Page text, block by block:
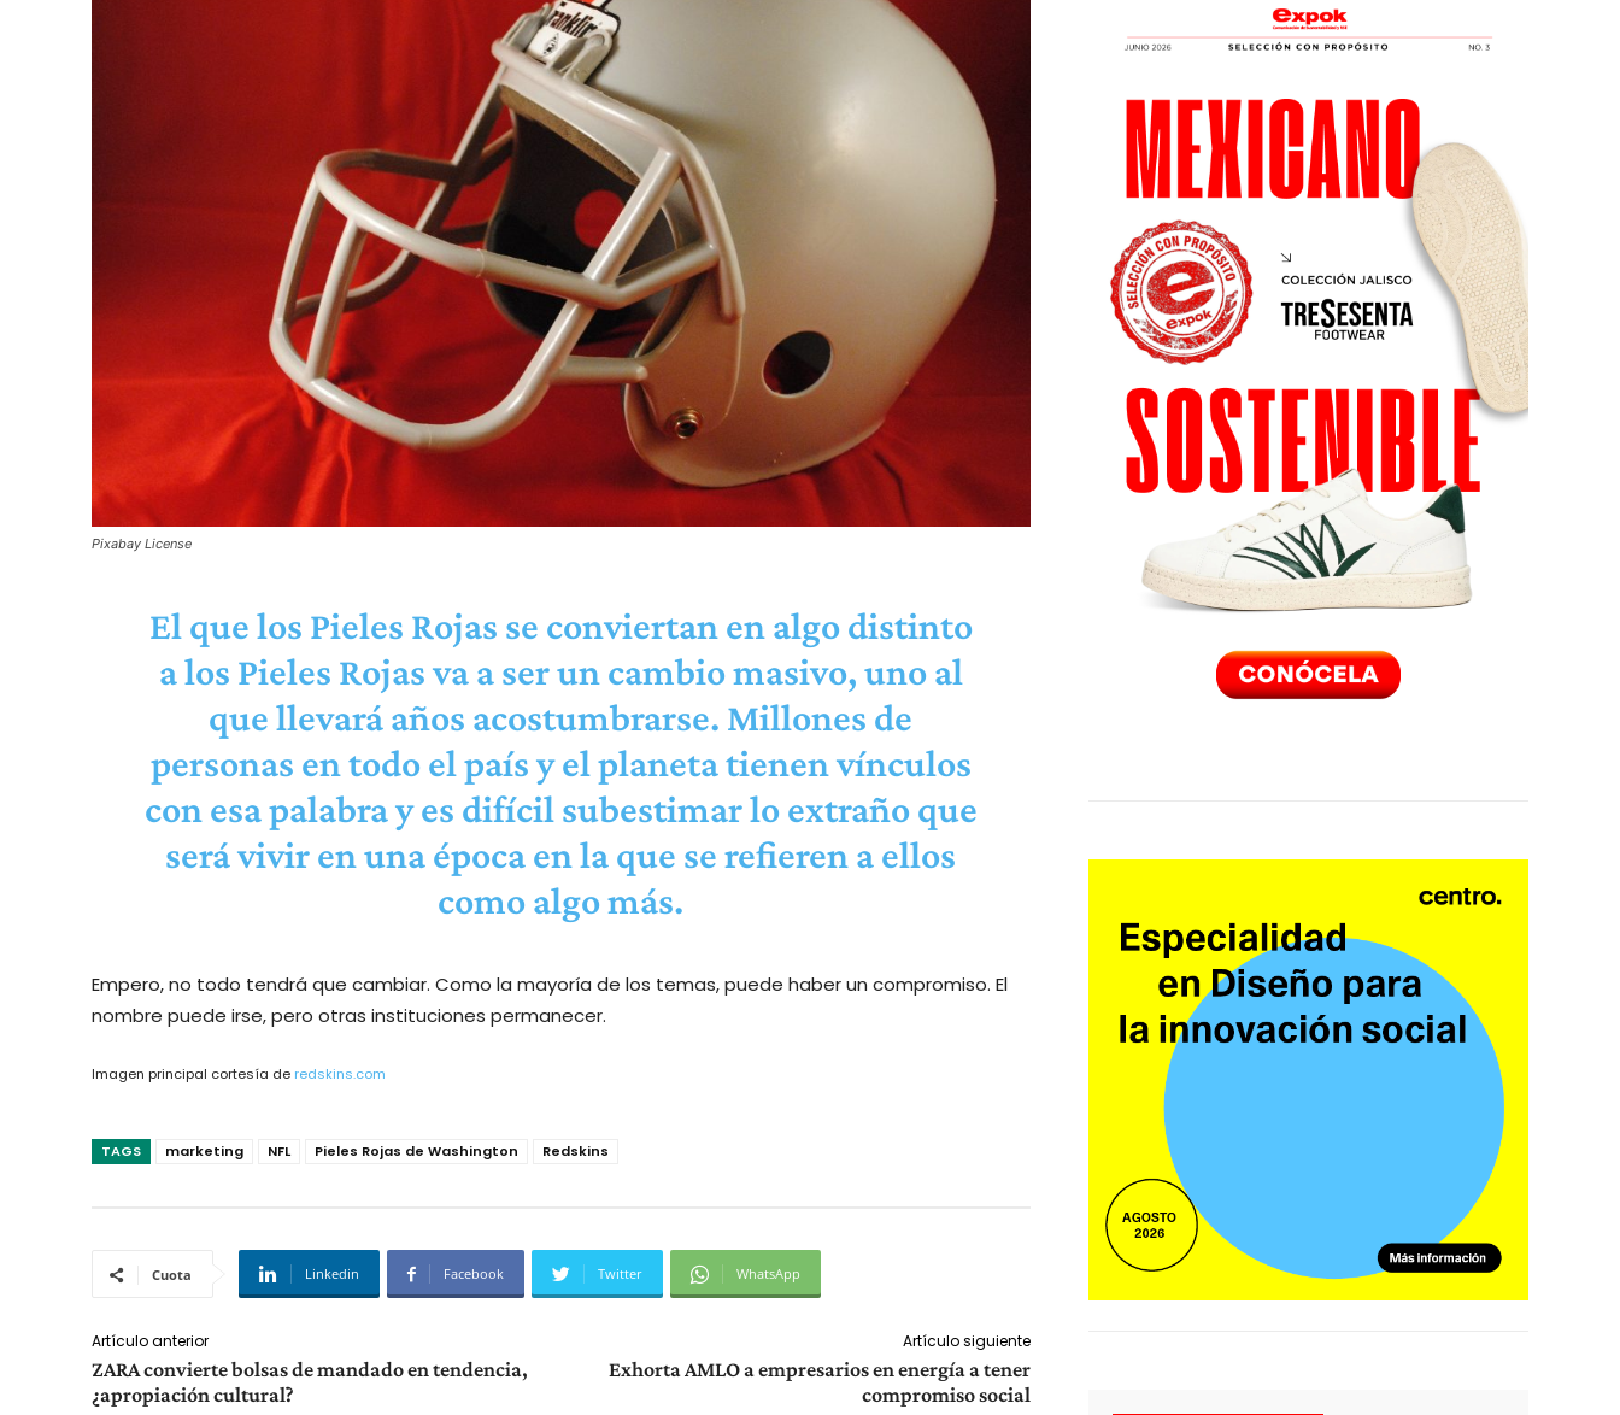
Pixabay License
El que los Pieles Rojas se conviertan en algo distinto
a los Pieles Rojas va a ser un cambio masivo, uno al
que llevará años acostumbrarse. Millones de
personas en todo el país y el planeta tienen vínculos
con esa palabra y es difícil subestimar lo extraño que
será vivir en una época en la que se refieren a ellos
como algo más.
Empero, no todo tendrá que cambiar. Como la mayoría de los temas, puede haber un compromiso. El
nombre puede irse, pero otras instituciones permanecer.
Imagen principal cortesía de redskins.com
TAGS marketing NFL Pieles Rojas de Washington Redskins
Cuota Linkedin Facebook Twitter WhatsApp
Artículo anterior
ZARA convierte bolsas de mandado en tendencia,
¿apropiación cultural?
Artículo siguiente
Exhorta AMLO a empresarios en energía a tener
compromiso social